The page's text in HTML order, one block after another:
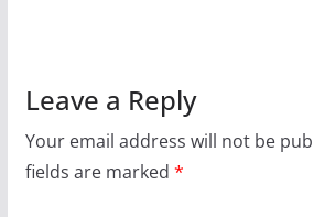
Leave a Reply
Your email address will not be
fields are marked *